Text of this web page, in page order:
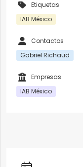
Etiquetas
IAB México
Contactos
Gabriel Richaud
Empresas
IAB México